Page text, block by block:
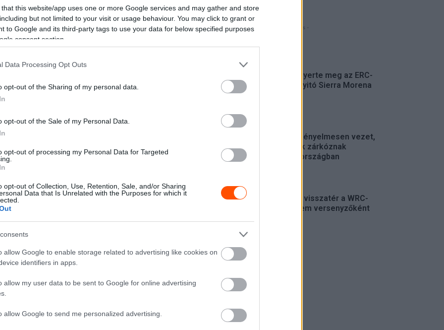
that this website/app uses one or more Google services and may gather and store
but not limited to your visit or usage behaviour. You may click to grant or
to Google and its third-party tags to use your data for below specified purposes
consent section.
Data Processing Opt Outs
opt-out of the Sharing of my personal data.
opt-out of the Sale of my Personal Data.
opt-out of processing my Personal Data for Targeted
opt-out of Collection, Use, Retention, Sale, and/or Sharing
Data that Is Unrelated with the Purposes for which it
allow Google to enable storage related to advertising like cookies on
identifiers in apps.
allow my user data to be sent to Google for online advertising
allow Google to send me personalized advertising.
szigetekre, a belső kamerás felvételek elemzése
kellett a pilótának.
az iskolába, és épp egy olyan történelem témazárót
Csak a tankönyben 30 oldal, és van még 15
hogy tudom azt, hogy kedden már a repülön
a verseny. Nem könnyű a történelemre
felvételekkel, és a pakolással is” – mondta
is változatos. Patriknak ezzel a kettős kihívással is
a szokásos, mert a kéttananyelvű iskolában
ahol Herczig Patrik és Bán Viktor a Clio Trophy
Clio Rally 5-tel. A sorozat öt ERC futamon lesz
a Liepaja Rally, a Róma Rallyn és a Barum
nyolcan neveztek, Patrikék mellett, argentin,
- Hirdetés -
FRISS
Suárez nyerte meg az ERC-
szezonnyitó Sierra Morena
Suárez kényelmesen vezet,
Németék zárkóznak
Spanyolországban
Munster visszatér a WRC-
be, de nem versenyzőként